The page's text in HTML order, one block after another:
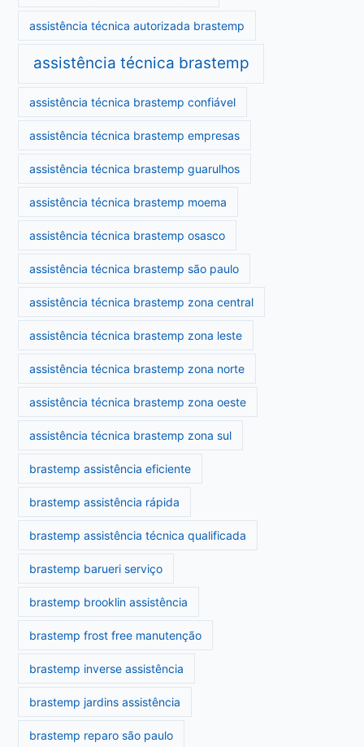
assistência técnica autorizada brastemp
assistência técnica brastemp
assistência técnica brastemp confiável
assistência técnica brastemp empresas
assistência técnica brastemp guarulhos
assistência técnica brastemp moema
assistência técnica brastemp osasco
assistência técnica brastemp são paulo
assistência técnica brastemp zona central
assistência técnica brastemp zona leste
assistência técnica brastemp zona norte
assistência técnica brastemp zona oeste
assistência técnica brastemp zona sul
brastemp assistência eficiente
brastemp assistência rápida
brastemp assistência técnica qualificada
brastemp barueri serviço
brastemp brooklin assistência
brastemp frost free manutenção
brastemp inverse assistência
brastemp jardins assistência
brastemp reparo são paulo